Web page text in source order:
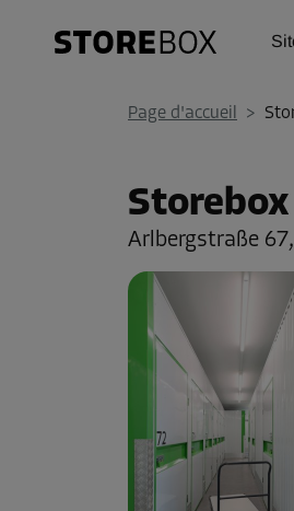
Page d'accueil >
Storebox
Arlbergstraße 67,